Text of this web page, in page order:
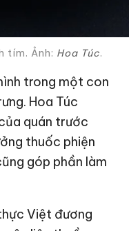
tím. Ảnh: Hoa Túc.
trong một con
Hoa Túc
quán trước
thuốc phiện
góp phần làm
Việt đương